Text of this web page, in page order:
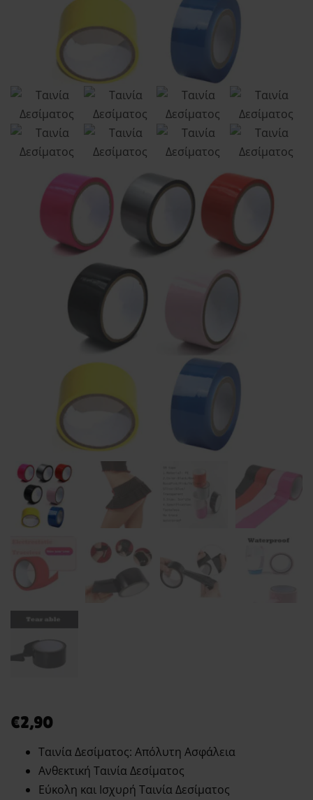
Order tracking
Aphroditi
€2,90
Ταινία Δεσίματος: Απόλυτη Ασφάλεια
Ανθεκτική Ταινία Δεσίματος
Εύκολη και Ισχυρή Ταινία Δεσίματος